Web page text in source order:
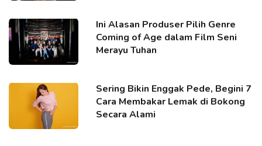
Ini Alasan Produser Pilih Genre
Coming of Age dalam Film Seni
Merayu Tuhan
Sering Bikin Enggak Pede, Begini 7
Cara Membakar Lemak di Bokong
Secara Alami